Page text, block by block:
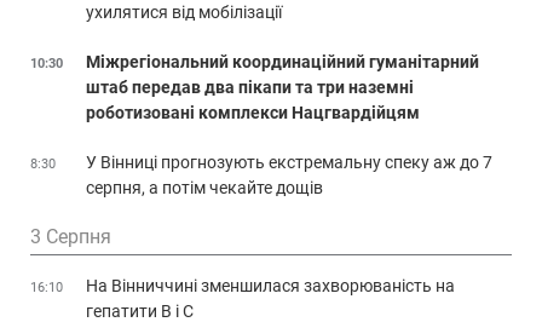
ухилятися від мобілізації
10:30
Міжрегіональний координаційний гуманітарний
штаб передав два пікапи та три наземні
роботизовані комплекси Нацгвардійцям
8:30
У Вінниці прогнозують екстремальну спеку аж до 7
серпня, а потім чекайте дощів
3 Серпня
16:10
На Вінниччині зменшилася захворюваність на
гепатити В і С